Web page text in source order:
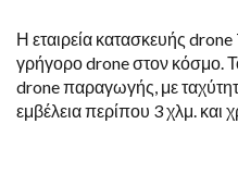
ΜΕ
ΚΆΜΕΡΑ
4Κ
Η εταιρεία κατασκευής drone
γρήγορο drone στον κόσμο.
drone παραγωγής, με
εμβέλεια περίπου 3 χλμ.